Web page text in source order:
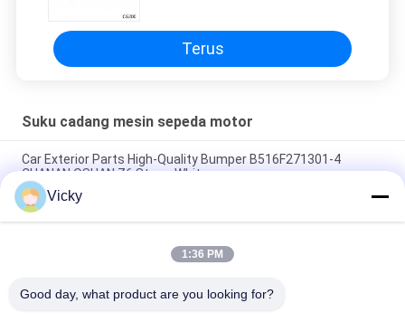
Terus
Suku cadang mesin sepeda motor
Car Exterior Parts High-Quality Bumper B516F271301-4
CHANAN OSHAN​ Z6 Starry White
Motor starter Honda EX5 Mesin Sepeda Motor suku cadang
Grosir Murah Dengan Kinerja Tinggi
Sepeda motor busi untuk CPR8EAIX-9 China Pemasok Sistem
Vicky
1:36 PM
Good day, what product are you looking for?